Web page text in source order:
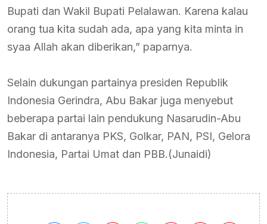
Bupati dan Wakil Bupati Pelalawan. Karena kalau
orang tua kita sudah ada, apa yang kita minta in
syaa Allah akan diberikan,” paparnya.
Selain dukungan partainya presiden Republik
Indonesia Gerindra, Abu Bakar juga menyebut
beberapa partai lain pendukung Nasarudin-Abu
Bakar di antaranya PKS, Golkar, PAN, PSI, Gelora
Indonesia, Partai Umat dan PBB.(Junaidi)